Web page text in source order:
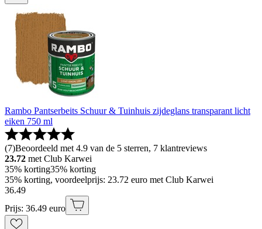
Rambo Pantserbeits Schuur & Tuinhuis zijdeglans transparant licht
eiken 750 ml
(7)Beoordeeld met 4.9 van de 5 sterren, 7 klantreviews
23.72 met Club Karwei
35% korting35% korting
35% korting, voordeelprijs: 23.72 euro met Club Karwei
36.49
Prijs: 36.49 euro